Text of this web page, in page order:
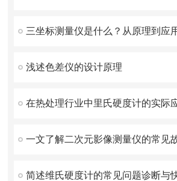
三坐标测量仪是什么？从原理到应
浅述色差仪的设计原理
在热处理行业中里氏硬度计的实际
一文了解二次元影像测量仪的常见
简述维氏硬度计的常见问题诊断与